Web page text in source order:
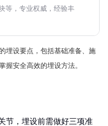
等，专业权威，经验丰
埋设要点，包括基础准备、施
握安全高效的埋设方法。
节，埋设前需做好三项准